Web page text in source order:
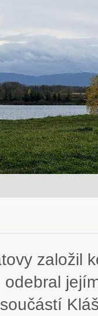
založil